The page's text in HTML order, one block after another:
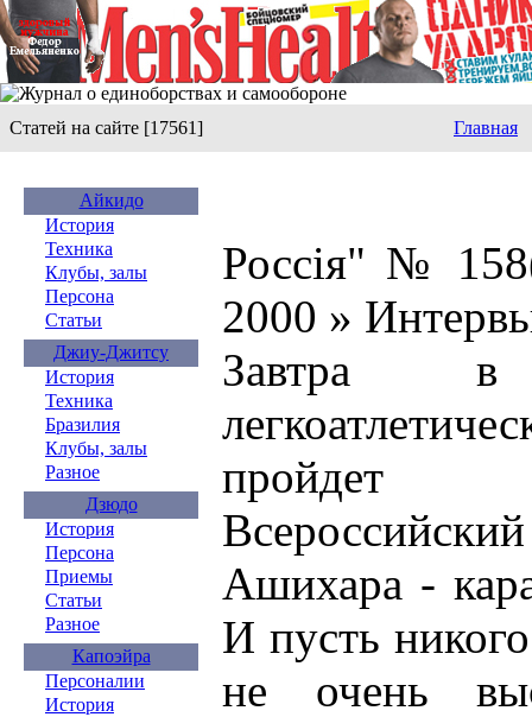
Статей на сайте [17561] Главная
Айкидо
История
Техника
Клубы, залы
Персона
Статьи
Джиу-Джитсу
История
Техника
Бразилия
Клубы, залы
Разное
Дзюдо
История
Персона
Приемы
Статьи
Разное
Капоэйра
Персоналии
История
Россiя" №
2000 »
Завтра
пройдет
Ашихара -
И пусть
не очень